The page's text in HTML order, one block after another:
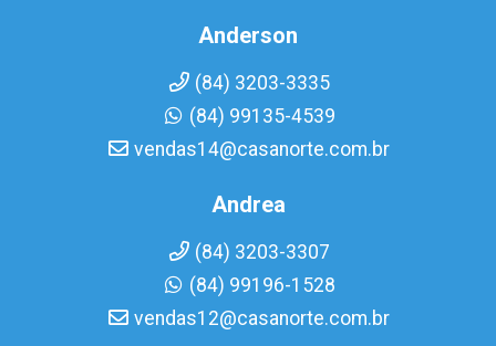
Anderson
(84) 3203-3335
(84) 99135-4539
vendas14@casanorte.com.br
Andrea
(84) 3203-3307
(84) 99196-1528
vendas12@casanorte.com.br